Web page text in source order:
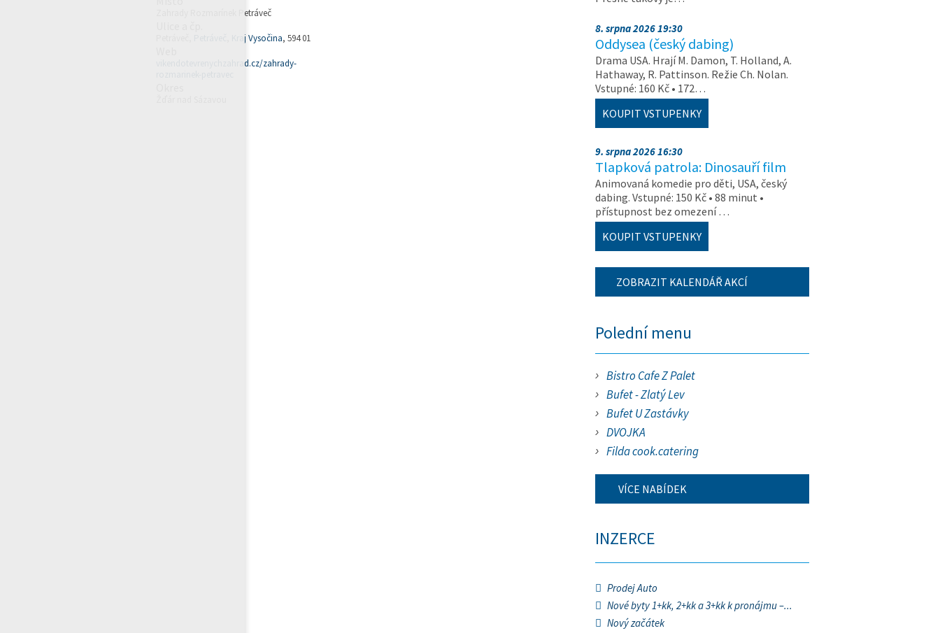
Zahrady Rozmarínek Petráveč
Kraj Vysočina, 594 01
vikendotevrenychzahrad.cz/zahrady-
8. srpna 2026 19:30
Oddysea (český dabing)
Drama USA. Hrají M. Damon, T. Holland, A.
Hathaway, R. Pattinson. Režie Ch. Nolan.
Vstupné: 160 Kč • 172…
KOUPIT VSTUPENKY
9. srpna 2026 16:30
Tlapková patrola: Dinosauří film
Animovaná komedie pro děti, USA, český
dabing. Vstupné: 150 Kč • 88 minut •
přístupnost bez omezení …
KOUPIT VSTUPENKY
ZOBRAZIT KALENDÁŘ AKCÍ
Polední menu
Bistro Cafe Z Palet
Bufet - Zlatý Lev
Bufet U Zastávky
DVOJKA
Filda cook.catering
VÍCE NABÍDEK
INZERCE
Prodej Auto
Nové byty 1+kk, 2+kk a 3+kk k pronájmu –...
Nový začátek